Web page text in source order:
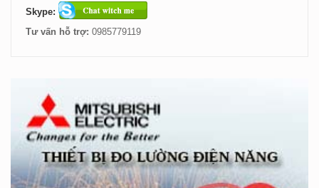
Skype:
Tư vấn hỗ trợ: 0985779119